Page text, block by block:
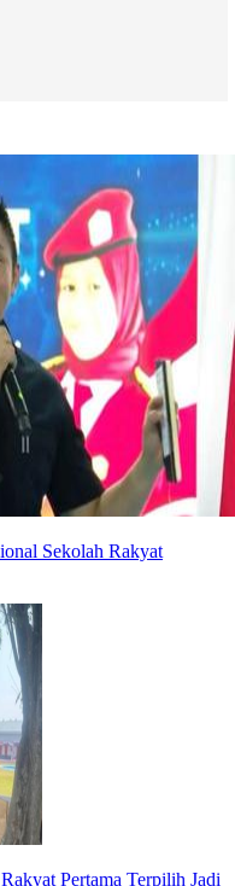
Sekolah Rakyat
Pertama Terpilih Jadi